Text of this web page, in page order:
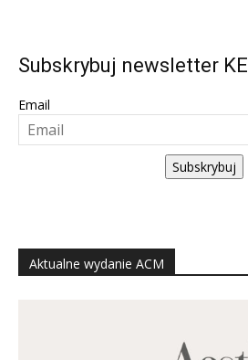
Subskrybuj newsletter KE
Email
Subskrybuj
Aktualne wydanie ACM